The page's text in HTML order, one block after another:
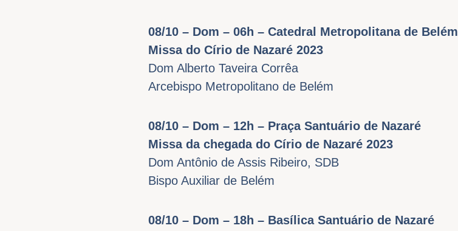
08/10 – Dom – 06h – Catedral Metropolitana de Belém
Missa do Círio de Nazaré 2023
Dom Alberto Taveira Corrêa
Arcebispo Metropolitano de Belém
08/10 – Dom – 12h – Praça Santuário de Nazaré
Missa da chegada do Círio de Nazaré 2023
Dom Antônio de Assis Ribeiro, SDB
Bispo Auxiliar de Belém
08/10 – Dom – 18h – Basílica Santuário de Nazaré